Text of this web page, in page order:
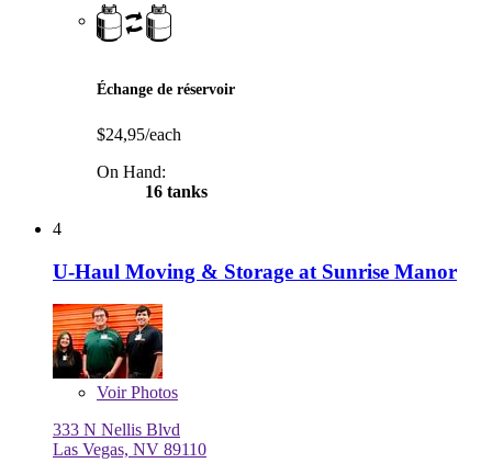
Échange de réservoir
$24,95/each
On Hand:
16 tanks
4
U-Haul Moving & Storage at Sunrise Manor
VoirPhotos
333 N Nellis Blvd
Las Vegas, NV 89110